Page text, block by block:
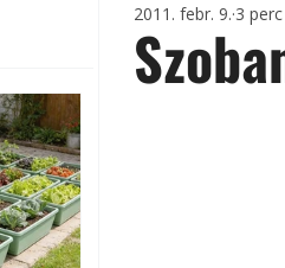
2011. febr. 9. 3